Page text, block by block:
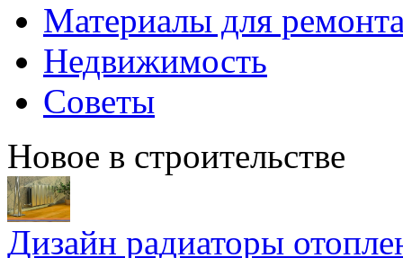
Материалы для
Недвижимость
Советы
Новое в строительстве
Дизайн радиаторы